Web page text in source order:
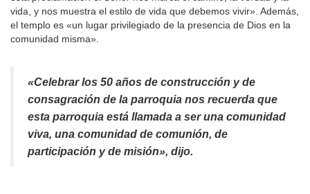
vida, y nos muestra el estilo de vida que debemos vivir». Además,
el templo es «un lugar privilegiado de la presencia de Dios en la
comunidad misma».
«Celebrar los 50 años de construcción y de
consagración de la parroquia nos recuerda que
esta parroquia está llamada a ser una comunidad
viva, una comunidad de comunión, de
participación y de misión», dijo.